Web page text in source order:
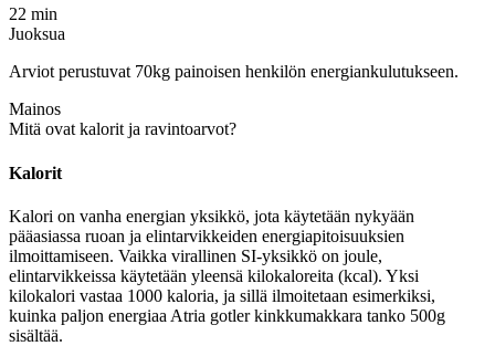
22 min
Juoksua
Arviot perustuvat 70kg painoisen henkilön energiankulutukseen.
Mainos
Mitä ovat kalorit ja ravintoarvot?
Kalorit
Kalori on vanha energian yksikkö, jota käytetään nykyään
pääasiassa ruoan ja elintarvikkeiden energiapitoisuuksien
ilmoittamiseen. Vaikka virallinen SI-yksikkö on joule,
elintarvikkeissa käytetään yleensä kilokaloreita (kcal). Yksi
kilokalori vastaa 1000 kaloria, ja sillä ilmoitetaan esimerkiksi,
kuinka paljon energiaa Atria gotler kinkkumakkara tanko 500g
sisältää.